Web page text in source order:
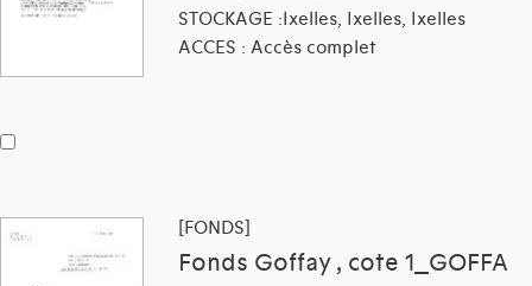
STOCKAGE :Ixelles, Ixelles, Ixelles
ACCES : Accès complet
[FONDS]
Fonds Goffay , cote 1_GOFFA